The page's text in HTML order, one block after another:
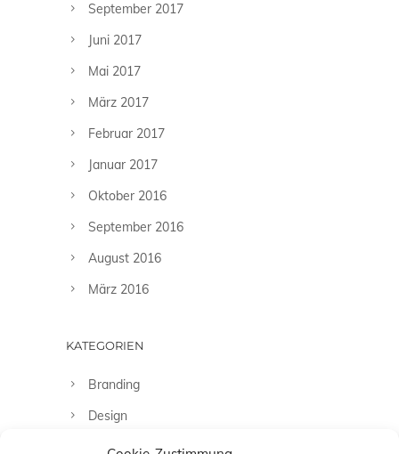
September 2017
Juni 2017
Mai 2017
März 2017
Februar 2017
Januar 2017
Oktober 2016
September 2016
August 2016
März 2016
KATEGORIEN
Branding
Design
Fashion